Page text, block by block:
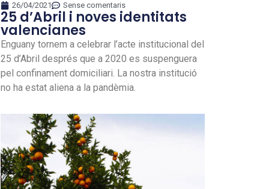
26/04/2021 Sense comentaris
25 d’Abril i noves identitats
valencianes
Enguany tornem a celebrar l’acte institucional del
25 d’Abril després que a 2020 es suspenguera
pel confinament domiciliari. La nostra institució
no ha estat aliena a la pandèmia.